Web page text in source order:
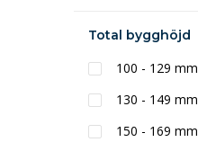
Total bygghöjd
100 - 129 mm
130 - 149 mm
150 - 169 mm